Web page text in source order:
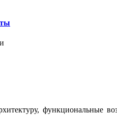
функциональные